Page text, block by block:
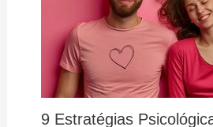
9 Estratégias